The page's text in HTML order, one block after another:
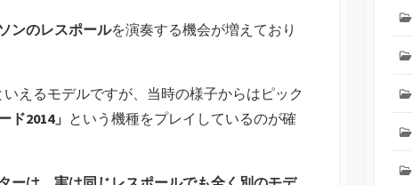
ンのレスポールを演奏する機会が増えており
えるモデルですが、当時の様子からはピック
ド2014」 という機種をプレイしているのが確